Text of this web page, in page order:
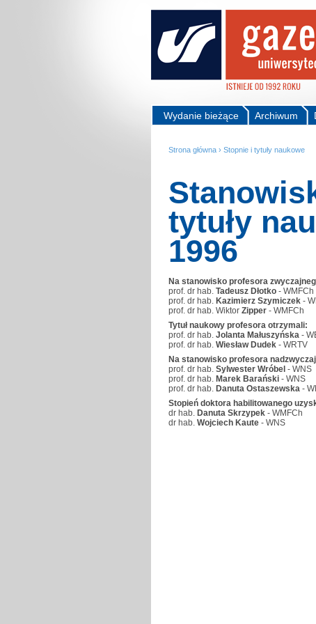
Archiwum
Wydanie bieżące
Strona główna › Stopnie i tytuły naukowe
tytuły
1996
Na stanowisko profesora
prof. dr hab. Tadeusz Dłotko - WMFCh
prof. dr hab. Kazimierz Szymiczek -
prof. dr hab. Wiktor Zipper - WMFCh
Tytuł naukowy profesora otrzymali:
prof. dr hab. Jolanta Małuszyńska -
prof. dr hab. Wiesław Dudek - WRTV
Na stanowisko profesora
prof. dr hab. Sylwester Wróbel - WNS
prof. dr hab. Marek Barański - WNS
prof. dr hab. Danuta Ostaszewska -
Stopień doktora habilitowanego
dr hab. Danuta Skrzypek - WMFCh
dr hab. Wojciech Kaute - WNS